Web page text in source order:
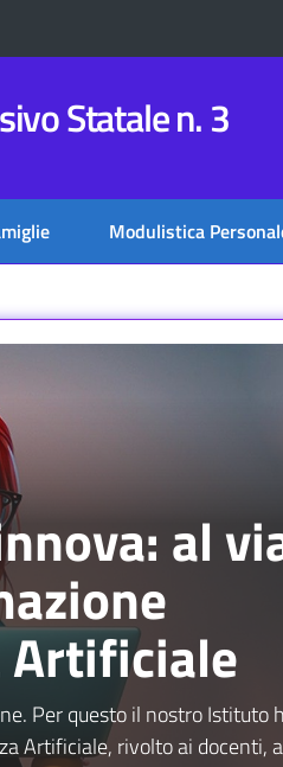
Statale n. 3
Modulistica
al
Per questo il nostro Istituto
Artificiale, rivolto ai docenti,